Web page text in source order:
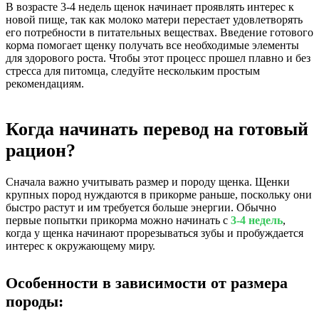
В возрасте 3-4 недель щенок начинает проявлять интерес к
новой пище, так как молоко матери перестает удовлетворять
его потребности в питательных веществах. Введение готового
корма помогает щенку получать все необходимые элементы
для здорового роста. Чтобы этот процесс прошел плавно и без
стресса для питомца, следуйте нескольким простым
рекомендациям.
Когда начинать перевод на готовый
рацион?
Сначала важно учитывать размер и породу щенка. Щенки
крупных пород нуждаются в прикорме раньше, поскольку они
быстро растут и им требуется больше энергии. Обычно
первые попытки прикорма можно начинать с 3-4 недель,
когда у щенка начинают прорезываться зубы и пробуждается
интерес к окружающему миру.
Особенности в зависимости от размера
породы: